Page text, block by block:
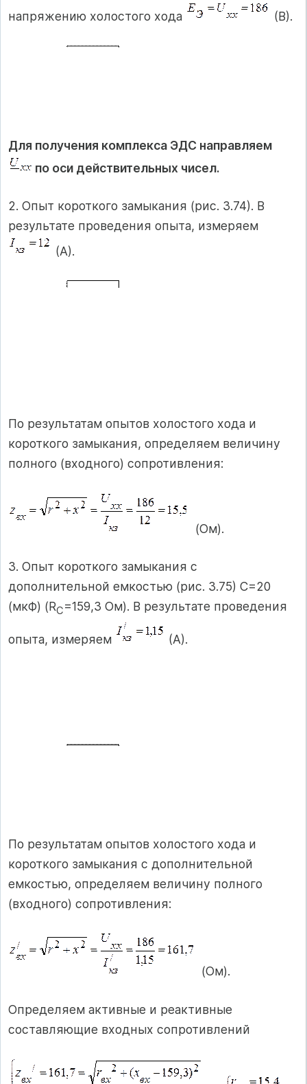
напряжению холостого хода
(В).
Для получения комплекса ЭДС направляем
по оси действительных чисел.
2. Опыт короткого замыкания (рис. 3.74). В
результате проведения опыта, измеряем
(А).
По результатам опытов холостого хода и
короткого замыкания, определяем величину
полного (входного) сопротивления:
(Ом).
3. Опыт короткого замыкания с
дополнительной емкостью (рис. 3.75) С=20
(мкФ) (RС=159,3 Ом). В результате проведения
опыта, измеряем (А).
По результатам опытов холостого хода и
короткого замыкания с дополнительной
емкостью, определяем величину полного
(входного) сопротивления:
(Ом).
Определяем активные и реактивные
составляющие входных сопротивлений